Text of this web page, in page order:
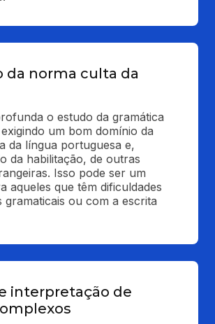
da norma culta da
o estudo da gramática
um bom domínio da
da língua portuguesa e,
da habilitação, de outras
Isso pode ser um
aqueles que têm dificuldades
gramaticais ou com a escrita
interpretação de